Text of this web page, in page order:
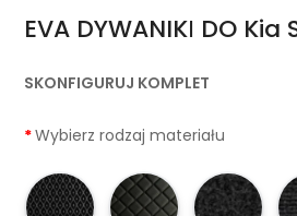
EVA DYWANIKІ DO
SKONFIGURUJ KOMPLET
Wybierz rodzaj materiału